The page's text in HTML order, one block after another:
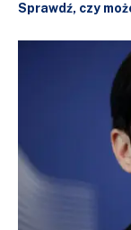
Sprawdź, czy